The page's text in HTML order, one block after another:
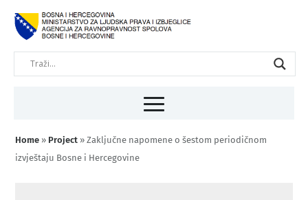
Home » Project »Zaključne napomene o šestom periodičnom
izvještaju Bosne i Hercegovine